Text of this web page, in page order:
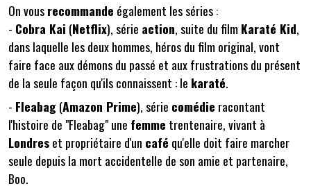
On vousrecommande également les séries :
- Cobra Kai (Netflix), série action, suite du filmKaraté Kid,
dans laquelle les deux hommes, héros du film original, vont
faire face aux démons du passé et aux frustrations du présent
de la seule façon qu'ils connaissent : le karaté.
- Fleabag(Amazon Prime), série comédie racontant
l'histoire de "Fleabag" une femme trentenaire, vivant à
Londreset propriétaire d'un café qu'elle doit faire marcher
seule depuis la mort accidentelle de son amie et partenaire,
Boo.